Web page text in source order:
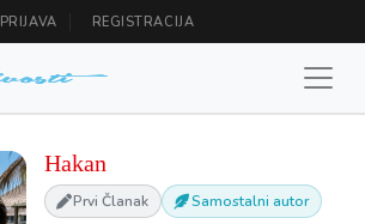
PRIJAVA REGISTRACIJA
Hakan
Prvi Članak Samostalni autor